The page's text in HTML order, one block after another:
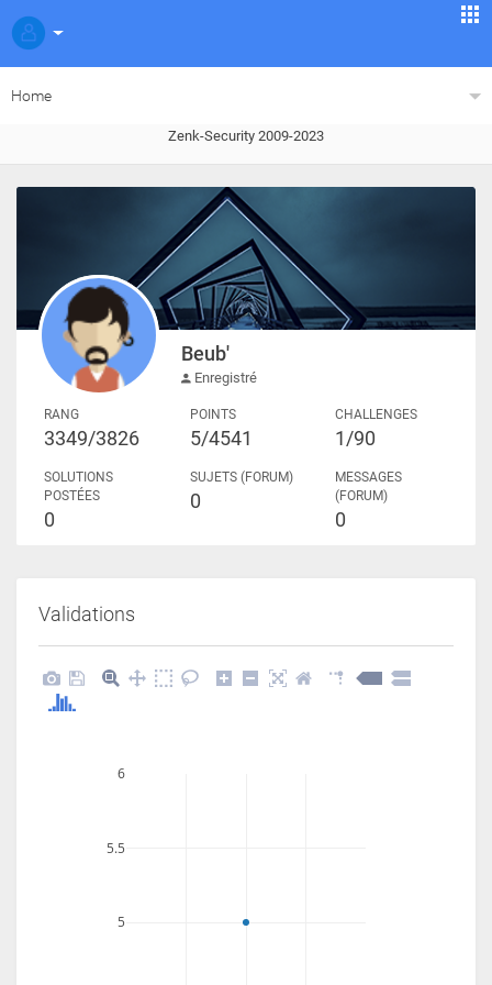
Home
Zenk-Security 2009-2023
Beub'
Enregistré
RANG
3349/3826
POINTS
5/4541
CHALLENGES
1/90
SOLUTIONS
POSTÉES
0
SUJETS (FORUM)
0
MESSAGES
(FORUM)
0
Validations
5
5.5
6